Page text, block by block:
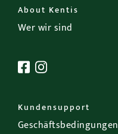
About Kentis
Wer wir sind
Kundensupport
Geschäftsbedingungen